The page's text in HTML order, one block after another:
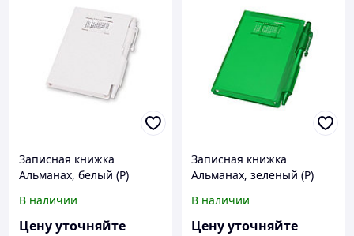
Записная книжка
Альманах, белый (Р)
В наличии
Цену уточняйте
Записная книжка
Альманах, зеленый (Р)
В наличии
Цену уточняйте